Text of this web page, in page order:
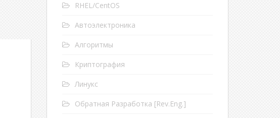
RHEL/CentOS
Автоэлектроника
Алгоритмы
Криптография
Линукс
Обратная Разработка [Rev.Eng.]